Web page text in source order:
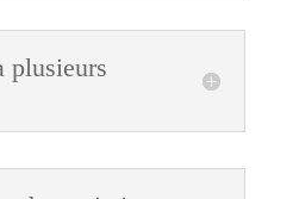
plusieurs